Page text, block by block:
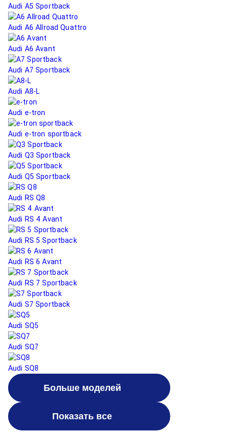
Audi A5 Sportback
Audi A6 Allroad Quattro
Audi A6 Avant
Audi A7 Sportback
Audi A8-L
Audi e-tron
Audi e-tron sportback
Audi Q3 Sportback
Audi Q5 Sportback
Audi RS Q8
Audi RS 4 Avant
Audi RS 5 Sportback
Audi RS 6 Avant
Audi RS 7 Sportback
Audi S7 Sportback
Audi SQ5
Audi SQ7
Audi SQ8
Больше моделей
Показать все